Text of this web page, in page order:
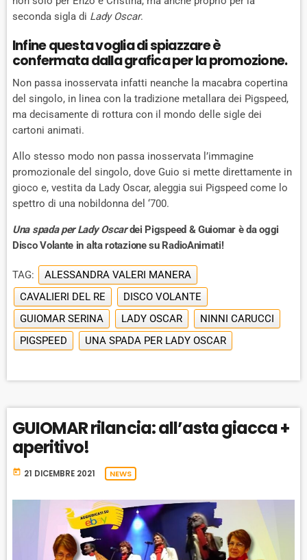
seconda sigla di Lady Oscar.
Infine questa voglia di spiazzare è
confermata dalla grafica per la promozione.
Non passa inosservata infatti neanche la macabra copertina
del singolo, in linea con la tradizione metallara dei Pigspeed,
ma decisamente di rottura con il mondo delle sigle dei
cartoni animati.
Allo stesso modo non passa inosservata l’immagine
promozionale del singolo, dove Guio si mette direttamente in
gioco e, vestita da Lady Oscar, aleggia sui Pigspeed come lo
spettro di una nobildonna del ‘700.
Una spada per Lady Oscardei Pigspeed & Guiomar è da oggi
Disco Volante in alta rotazione su RadioAnimati!
TAG:
ALESSANDRA VALERI MANERA
CAVALIERI DEL RE
DISCO VOLANTE
GUIOMAR SERINA
LADY OSCAR
NINNI CARUCCI
PIGSPEED
UNA SPADA PER LADY OSCAR
GUIOMAR rilancia: all’asta giacca +
aperitivo!
today 21 DICEMBRE 2021 NEWS